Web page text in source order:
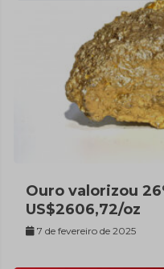
Ouro valorizou
US$2606,72/oz
7 de fevereiro de 2025